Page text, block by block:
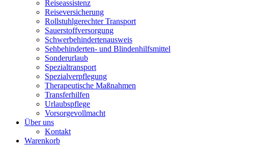
Reiseassistenz
Reiseversicherung
Rollstuhlgerechter Transport
Sauerstoffversorgung
Schwerbehindertenausweis
Sehbehinderten- und Blindenhilfsmittel
Sonderurlaub
Spezialtransport
Spezialverpflegung
Therapeutische Maßnahmen
Transferhilfen
Urlaubspflege
Vorsorgevollmacht
Über uns
Kontakt
Warenkorb